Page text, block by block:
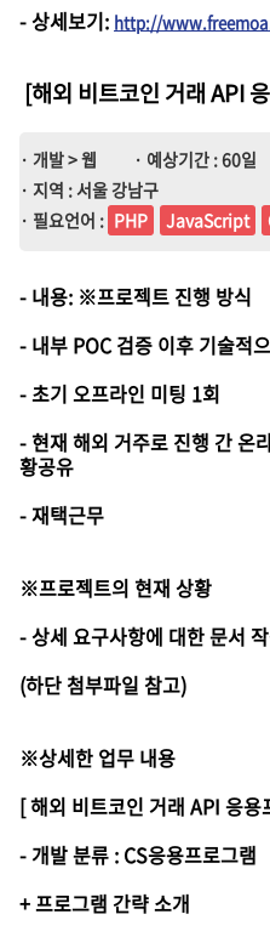
-상세보기: http://
[해외 비트코인 거래 API
· 개발 > 웹 · 예상기간 : 60일
· 지역 : 서울 강남구
· 필요언어 : PHP JavaScript
- 내용: ※프로젝트 진행 방식
- 내부 POC 검증 이후 기술적
- 초기 오프라인 미팅 1회
- 현재 해외 거주로 진행 간 온
황공유
- 재택근무
※프로젝트의 현재 상황
- 상세 요구사항에 대한 문서
(하단 첨부파일 참고)
※상세한 업무 내용
[ 해외 비트코인 거래 API 응용
- 개발 분류 : CS응용프로그램
+ 프로그램 간략 소개